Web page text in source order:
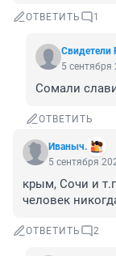
ОТВЕТИТЬ 1
Свидетели
5 сентября
Сомали
ОТВЕТИТЬ
Иваныч.
5 сентября
крым, Сочи и
человек
ОТВЕТИТЬ 2